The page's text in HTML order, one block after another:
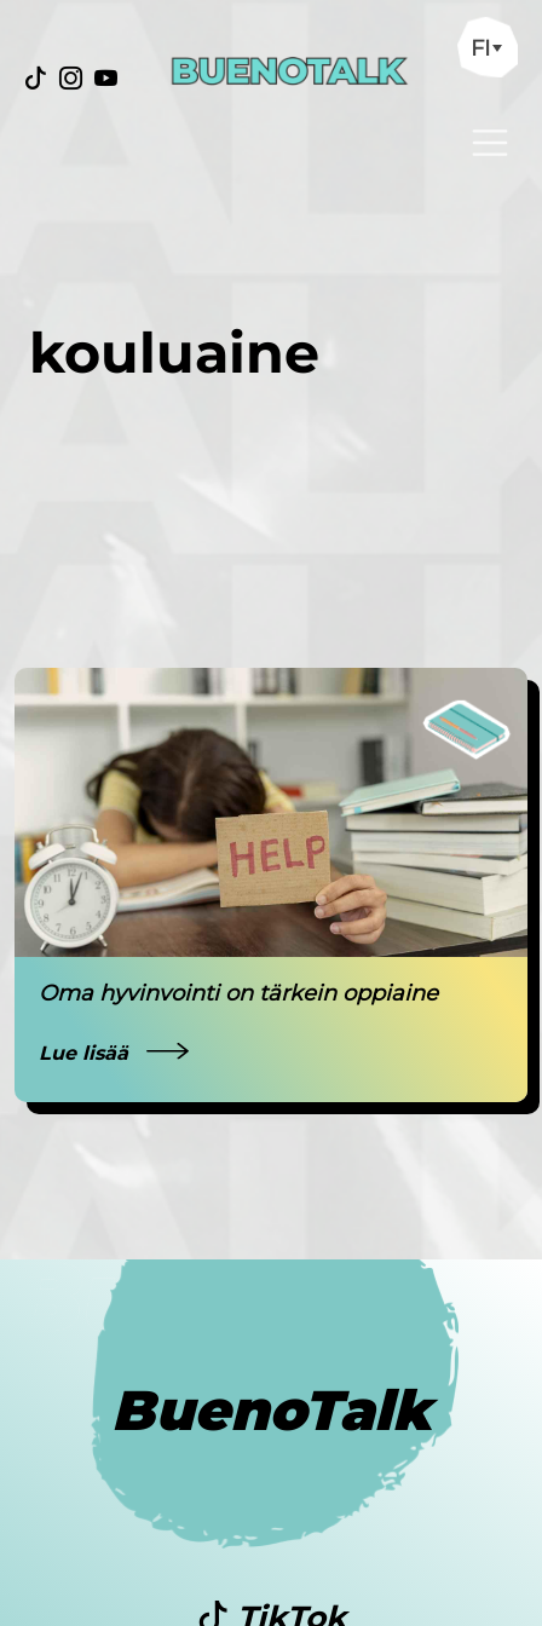
FI
kouluaine
Oma hyvinvointi on tärkein oppiaine
Lue lisää
BuenoTalk
TikTok